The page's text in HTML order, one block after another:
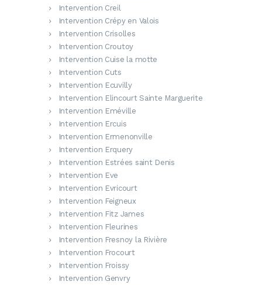
Intervention Creil
Intervention Crépy en Valois
Intervention Crisolles
Intervention Croutoy
Intervention Cuise la motte
Intervention Cuts
Intervention Ecuvilly
Intervention Elincourt Sainte Marguerite
Intervention Eméville
Intervention Ercuis
Intervention Ermenonville
Intervention Erquery
Intervention Estrées saint Denis
Intervention Eve
Intervention Evricourt
Intervention Feigneux
Intervention Fitz James
Intervention Fleurines
Intervention Fresnoy la Rivière
Intervention Frocourt
Intervention Froissy
Intervention Genvry